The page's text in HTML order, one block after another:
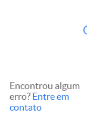
Encontrou algum
erro? Entre em
contato